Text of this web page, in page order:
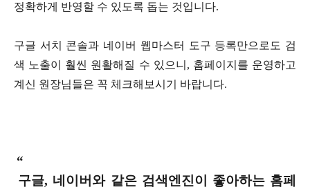
정확하게 반영할 수 있도록 돕는 것입니다.
구글 서치 콘솔과 네이버 웹마스터 도구 등록만으로도 검
색 노출이 훨씬 원활해질 수 있으니 , 홈페이지를 운영하고
계신 원장님들은 꼭 체크해보시기 바랍니다.
“
구글, 네이버와 같은 검색엔진이 좋아하는 홈페